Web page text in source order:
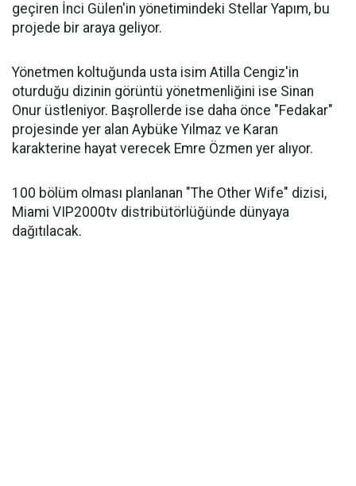
geçiren İnci Gülen'in yönetimindeki Stellar Yapım, bu
projede bir araya geliyor.
Yönetmen koltuğunda usta isim Atilla Cengiz'in
oturduğu dizinin görüntü yönetmenliğini ise Sinan
Onur üstleniyor. Başrollerde ise daha önce "Fedakar"
projesinde yer alan Aybüke Yılmaz ve Karan
karakterine hayat verecek Emre Özmen yer alıyor.
100 bölüm olması planlanan "The Other Wife" dizisi,
Miami VIP2000tv distribütörlüğünde dünyaya
dağıtılacak.